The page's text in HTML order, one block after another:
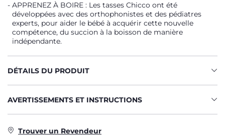
APPRENEZ À BOIRE : Les tasses Chicco ont été
développées avec des orthophonistes et des pédiatres
experts, pour aider le bébé à acquérir cette nouvelle
compétence, du succion à la boisson de manière
indépendante.
DÉTAILS DU PRODUIT
AVERTISSEMENTS ET INSTRUCTIONS
Trouver un Revendeur